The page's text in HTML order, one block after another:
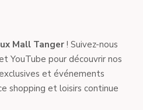
Mall Tanger ! Suivez-nous
YouTube pour découvrir nos
et événements
shopping et loisirs continue